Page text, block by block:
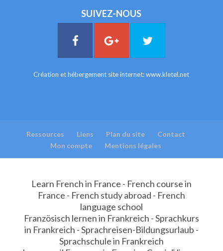
SUIVEZ-NOUS
Création et hébergement site internet:www.kletel.net
Ressources Liens Plan du site
Contact
Mon compte
Mentions légales
Learn French in France - French course in
France - French study abroad - French
language school
Französisch lernen in Frankreich - Sprachkurs
in Frankreich - Sprachreisen-Bildungsurlaub -
Sprachschule in Frankreich